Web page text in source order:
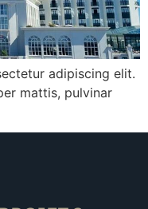
adipiscing elit.
mattis, pulvinar